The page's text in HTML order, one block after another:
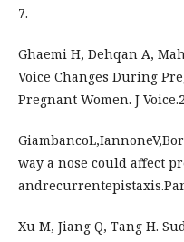
7.
Ghaemi H, Dehqan A,
Voice Changes During
Pregnant Women. J
way a nose could affect
Xu M, Jiang Q, Tang H.